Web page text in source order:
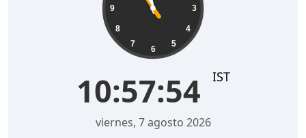
3
4
5
6
7
8
9
10:57:55 IST
viernes, 7 agosto 2026